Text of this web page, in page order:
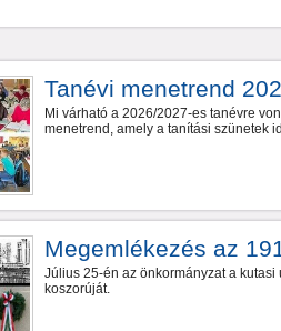
Tanévi menetrend
Mi várható a 2026/2027-es tanévre
menetrend, amely a tanítási szünetek
Megemlékezés az
Július 25-én az önkormányzat a
koszorúját.